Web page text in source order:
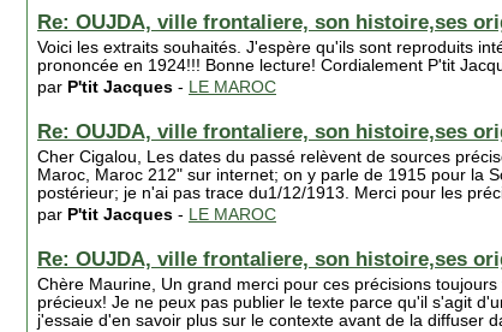
Re: OUJDA, ville frontaliere, son histoire,ses
Voici les extraits souhaités. J'espère qu'ils sont reproduits
prononcée en 1924!!! Bonne lecture! Cordialement P'tit
par P'tit Jacques - LE MAROC
Re: OUJDA, ville frontaliere, son histoire,ses
Cher Cigalou, Les dates du passé relèvent de sources
Maroc, Maroc 212" sur internet; on y parle de 1915 pour la
postérieur; je n'ai pas trace du1/12/1913. Merci pour les
par P'tit Jacques - LE MAROC
Re: OUJDA, ville frontaliere, son histoire,ses
Chère Maurine, Un grand merci pour ces précisions
précieux! Je ne peux pas publier le texte parce qu'il s'agit
j'essaie d'en savoir plus sur le contexte avant de la diffuser